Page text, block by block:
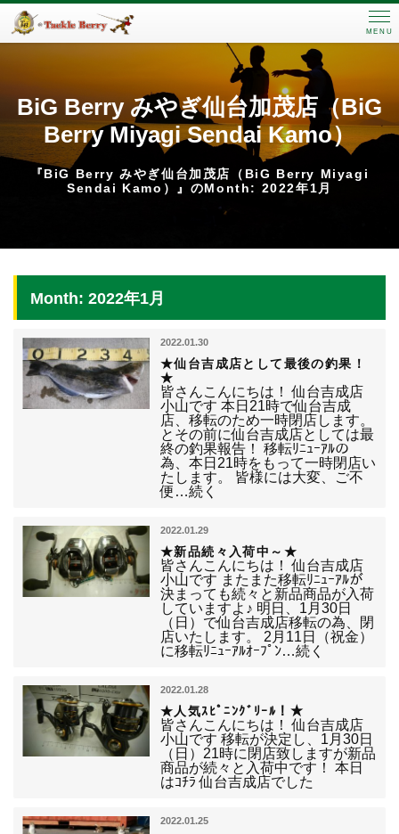
MENU
BiG Berry みやぎ仙台加茂店（BiG
Berry Miyagi Sendai Kamo）
『BiG Berry みやぎ仙台加茂店（BiG Berry Miyagi
Sendai Kamo）』のMonth: 2022年1月
Month: 2022年1月
2022.01.30
★仙台吉成店として最後の釣果！
★
皆さんこんにちは！ 仙台吉成店
小山です 本日21時で仙台吉成
店、移転のため一時閉店します。
とその前に仙台吉成店としては最
終の釣果報告！ 移転ﾘﾆｭｰｱﾙの
為、本日21時をもって一時閉店い
たします。 皆様には大変、ご不
便…続く
2022.01.29
★新品続々入荷中～★
皆さんこんにちは！ 仙台吉成店
小山です またまた移転ﾘﾆｭｰｱﾙが
決まっても続々と新品商品が入荷
していますよ♪ 明日、1月30日
（日）で仙台吉成店移転の為、閉
店いたします。 2月11日（祝金）
に移転ﾘﾆｭｰｱﾙｵｰﾌﾟﾝ…続く
2022.01.28
★人気ｽﾋﾟﾆﾝｸﾞﾘｰﾙ！★
皆さんこんにちは！ 仙台吉成店
小山です 移転が決定し、1月30日
（日）21時に閉店致しますが新品
商品が続々と入荷中です！ 本日
はｺﾁﾗ 仙台吉成店でした
2022.01.25